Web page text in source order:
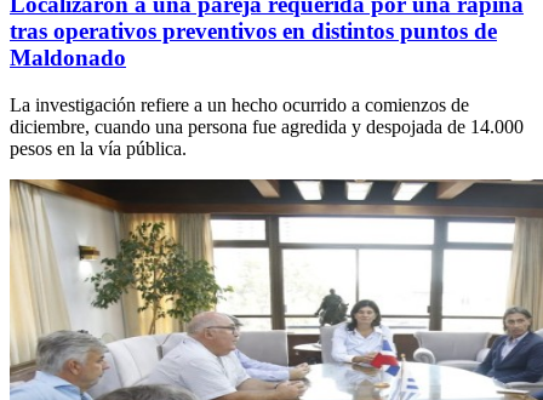
tras operativos preventivos en distintos puntos de
Maldonado
La investigación refiere a un hecho ocurrido a comienzos de
diciembre, cuando una persona fue agredida y despojada de 14.000
pesos en la vía pública.